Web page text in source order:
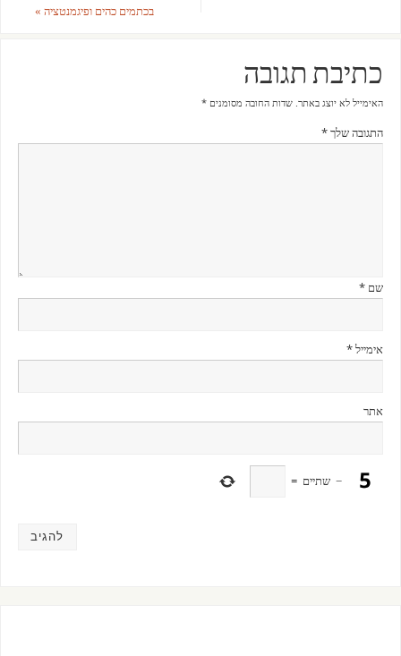
בכתמים כהים ופיגמנטציה »
כתיבת תגובה
האימייל לא יוצג באתר. שדות החובה מסומנים *
התגובה שלך*
שם *
אימייל*
אתר
− שתיים =